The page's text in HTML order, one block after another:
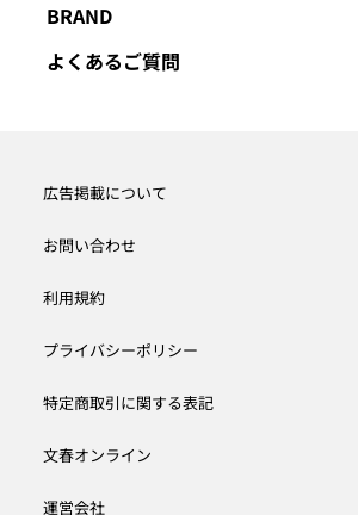
BRAND
よくあるご質問
広告掲載について
お問い合わせ
利用規約
プライバシーポリシー
特定商取引に関する表記
文春オンライン
運営会社